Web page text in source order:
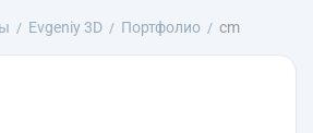
Evgeniy 3D Портфолио cm